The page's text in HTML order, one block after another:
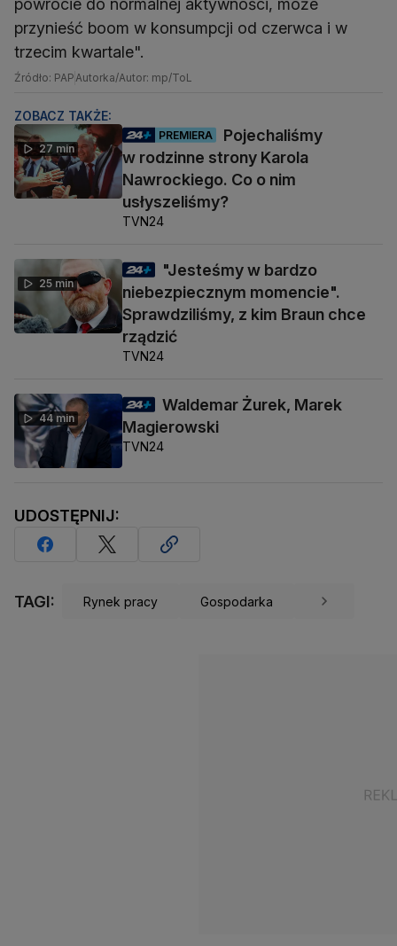
powrocie do normalnej aktywności, może
przynieść boom w konsumpcji od czerwca i w
trzecim kwartale".
Źródło: PAPAutorka/Autor: mp/ToL
ZOBACZ TAKŻE:
27 min
PREMIERA
Pojechaliśmy
w rodzinne strony Karola
Nawrockiego. Co o nim
usłyszeliśmy?
TVN24
25 min
"Jesteśmy w bardzo
niebezpiecznym momencie".
Sprawdziliśmy, z kim Braun chce
rządzić
TVN24
44 min
Waldemar Żurek, Marek
Magierowski
TVN24
UDOSTĘPNIJ:
TAGI: Rynek pracy Gospodarka